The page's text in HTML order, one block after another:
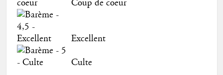
Coup de coeur
Excellent
Culte